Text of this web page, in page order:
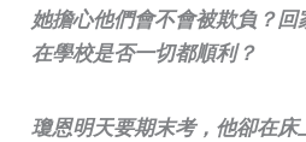
她擔心他們會不會被欺負？
在學校是否一切都順利？
瓊恩明天要期末考，他卻在